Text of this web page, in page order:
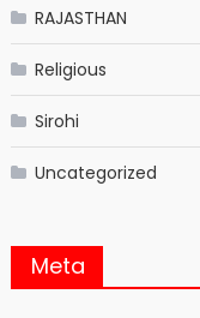
RAJASTHAN
Religious
Sirohi
Uncategorized
Meta